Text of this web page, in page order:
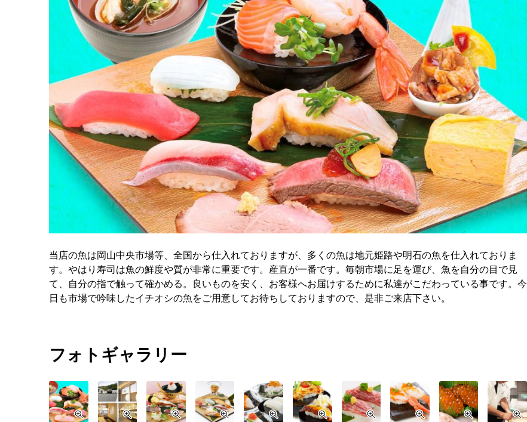
当店の魚は岡山中央市場等、全国から仕入れておりますが、多くの魚は地元姫路や明石の魚を仕入れておりま
す。やはり寿司は魚の鮮度や質が非常に重要です。産直が一番です。毎朝市場に足を運び、魚を自分の目で見
て、自分の指で触って確かめる。良いものを安く、お客様へお届けするために私達がこだわっている事です。今
日も市場で吟味したイチオシの魚をご用意してお待ちしておりますので、是非ご来店下さい。
フォトギャラリー